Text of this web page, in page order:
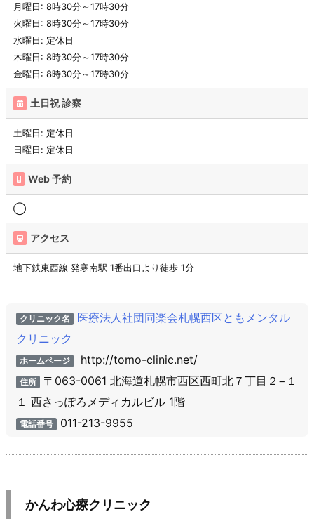
月曜日: 8時30分～17時30分
火曜日: 8時30分～17時30分
水曜日: 定休日
木曜日: 8時30分～17時30分
金曜日: 8時30分～17時30分
土日祝 診察
土曜日: 定休日
日曜日: 定休日
Web 予約
◯
アクセス
地下鉄東西線 発寒南駅 1番出口より徒歩 1分
クリニック名
医療法人社団同楽会札幌西区ともメンタル
クリニック
ホームページ http://tomo-clinic.net/
住所 〒063-0061 北海道札幌市西区西町北７丁目２−１
１ 西さっぽろメディカルビル 1階
電話番号 011-213-9955
かんわ心療クリニック